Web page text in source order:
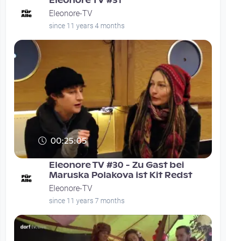
Eleonore-TV
since 11 years 4 months
00:25:05
Eleonore TV #30 - Zu Gast bei
Maruska Polakova ist Kit Redst
Eleonore-TV
since 11 years 7 months